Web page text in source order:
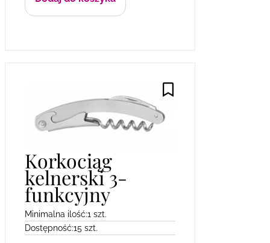
Korkociąg
kelnerski 3-
funkcyjny
Minimalna ilość:1 szt.
Dostępność:15 szt.